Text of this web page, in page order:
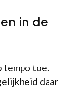
in de
tempo toe.
daar